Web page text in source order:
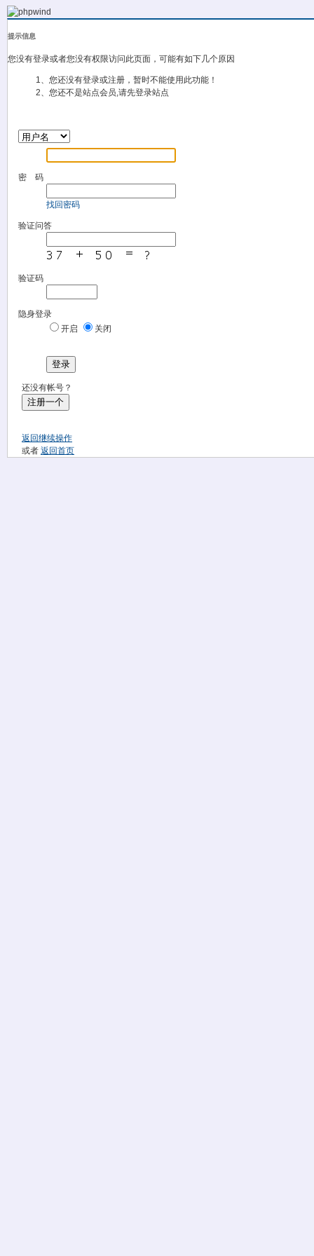
提示信息
您没有登录或者您没有权限访问此页面，可能有如下几个原因
1、您还没有登录或注册，暂时不能使用此功能！
2、您还不是站点会员,请先登录站点
密 码
找回密码
验证问答
验证码
隐身登录
开启
关闭
登录
还没有帐号？
注册一个
返回继续操作
或者 返回首页